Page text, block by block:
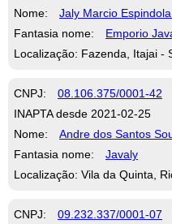
Nome:
Jaly Marcio
Fantasia nome:
Emporio
Localização: Fazenda, Itajai -
CNPJ: 08.106.375/0001-42
INAPTA desde 2021-02-25
Nome:
Andre dos Santos
Fantasia nome:
Javaly
Localização: Vila da Quinta,
CNPJ: 09.232.337/0001-07